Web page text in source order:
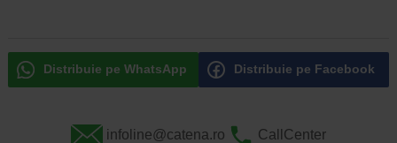
Distribuie pe WhatsApp Distribuie pe Facebook
infoline@catena.ro CallCenter